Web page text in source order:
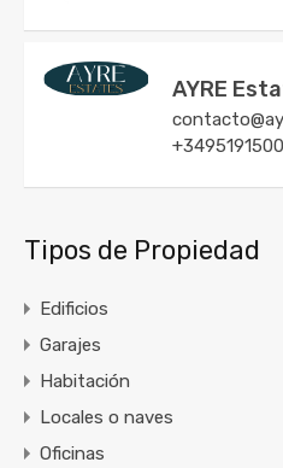
AYRE
Tipos de Propiedad
Edificios
Garajes
Habitación
Locales o naves
Oficinas